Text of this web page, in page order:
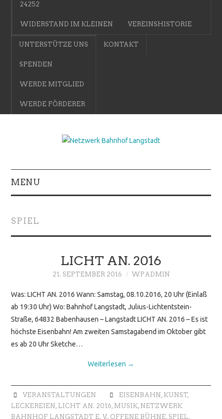
24252
WIDERSTAND IM KLEINEN VEREINSHISTORIE
UNTERSTÜTZE UNS
SPENDEN
WERDE MITGLIED
WERDE FÖRDERER
KONTAKT
MENU
SPIEL
LICHT AN. 2016
21. SEPTEMBER 2016 WPADMIN
Was: LICHT AN. 2016 Wann: Samstag, 08.10.2016, 20 Uhr (Einlaß
ab 19:30 Uhr) Wo: Bahnhof Langstadt, Julius-Lichtentstein-
Straße, 64832 Babenhausen – Langstadt LICHT AN. 2016 – Es ist
höchste Eisenbahn! Am zweiten Samstagabend im Oktober gibt
es ab 20 Uhr Sketche…
Weiterlesen →
VERANSTALTUNGEN EISENBAHN, KUNST,
LECKEREIEN, LICHT AN. 2016, MUSIK, NETZWERK
BAHNHOF LANGSTADT E. V., OFFENE BÜHNE, SPIEL,